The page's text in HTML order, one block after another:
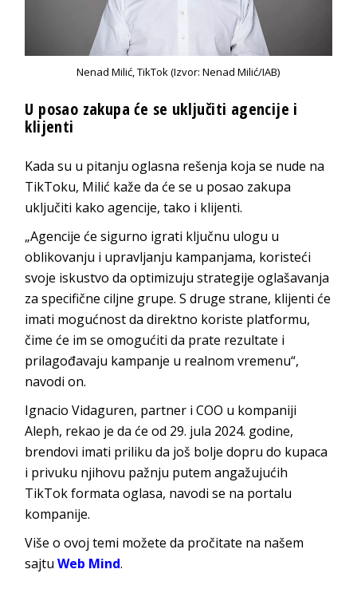
Nenad Milić, TikTok (Izvor: Nenad Milić/IAB)
U posao zakupa će se uključiti agencije i
klijenti
Kada su u pitanju oglasna rešenja koja se nude na
TikToku, Milić kaže da će se u posao zakupa
uključiti kako agencije, tako i klijenti.
„Agencije će sigurno igrati ključnu ulogu u
oblikovanju i upravljanju kampanjama, koristeći
svoje iskustvo da optimizuju strategije oglašavanja
za specifične ciljne grupe. S druge strane, klijenti će
imati mogućnost da direktno koriste platformu,
čime će im se omogućiti da prate rezultate i
prilagođavaju kampanje u realnom vremenu“,
navodi on.
Ignacio Vidaguren, partner i COO u kompaniji
Aleph, rekao je da će od 29. jula 2024. godine,
brendovi imati priliku da još bolje dopru do kupaca
i privuku njihovu pažnju putem angažujućih
TikTok formata oglasa, navodi se na portalu
kompanije.
Više o ovoj temi možete da pročitate na našem
sajtuWeb Mind.